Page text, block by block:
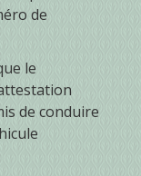
de
le
de conduire